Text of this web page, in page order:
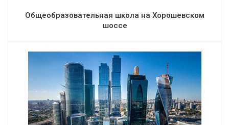
Общеобразовательная школа на Хорошевском
шоссе